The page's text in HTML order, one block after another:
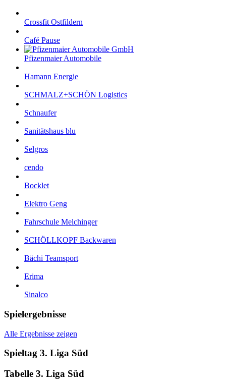
Crossfit Ostfildern
Café Pause
Pfizenmaier Automobile
Hamann Energie
SCHMALZ+SCHÖN Logistics
Schnaufer
Sanitätshaus blu
Selgros
cendo
Bocklet
Elektro Geng
Fahrschule Melchinger
SCHÖLLKOPF Backwaren
Bächi Teamsport
Erima
Sinalco
Spielergebnisse
Alle Ergebnisse zeigen
Spieltag 3. Liga Süd
Tabelle 3. Liga Süd